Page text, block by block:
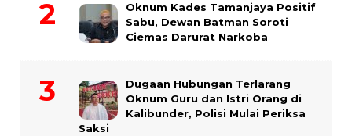
Oknum Kades Tamanjaya Positif
Sabu, Dewan Batman Soroti
Ciemas Darurat Narkoba
Dugaan Hubungan Terlarang
Oknum Guru dan Istri Orang di
Kalibunder, Polisi Mulai Periksa
Saksi